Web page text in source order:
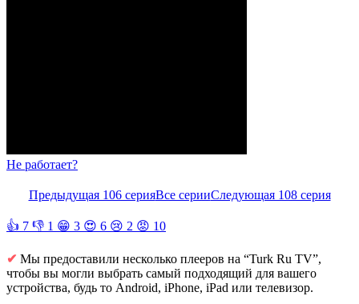
Не работает?
Предыдущая 106 серияВсе серииСледующая 108 серия
👍 7 👎 1 😁 3 😍 6 😢 2 😡 10
✔ Мы предоставили несколько плееров на “Turk Ru TV”,
чтобы вы могли выбрать самый подходящий для вашего
устройства, будь то Android, iPhone, iPad или телевизор.